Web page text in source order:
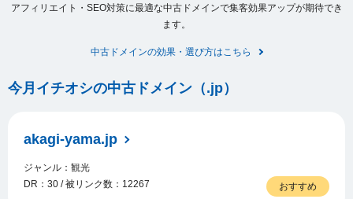
アフィリエイト・SEO対策に最適な中古ドメインで集客効果アップが期待でき
ます。
中古ドメインの効果・選び方はこちら
今月イチオシの中古ドメイン（.jp）
akagi-yama.jp
ジャンル：観光
DR：30 / 被リンク数：12267
おすすめ